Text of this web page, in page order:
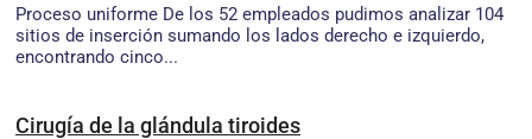
Proceso uniforme De los 52 empleados pudimos analizar 104
sitios de inserción sumando los lados derecho e izquierdo,
encontrando cinco...
Cirugía de la glándula tiroides